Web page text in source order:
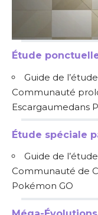
Étude
Guide de
Communauté
Escargaumedans
Étude spéciale
Guide de
Communauté de
Pokémon GO